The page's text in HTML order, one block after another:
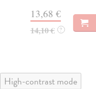
13,68 €
14,10 € ?
High-contrast mode